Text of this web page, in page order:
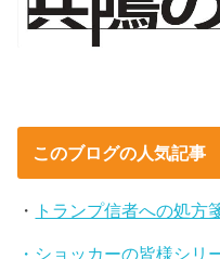
このブログの人気記事
・ トランプ信者への処
・ショッカーの皆様シリ